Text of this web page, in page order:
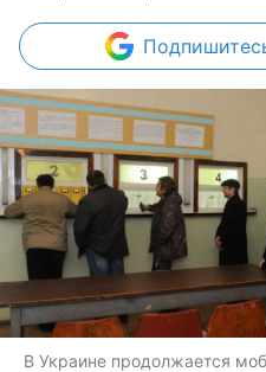
В Украине продолжается